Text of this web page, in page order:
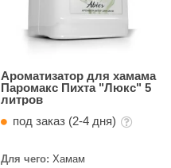
Ароматизатор для хамама
Паромакс Пихта "Люкс" 5
литров
под заказ (2-4 дня)
Для чего: Хамам